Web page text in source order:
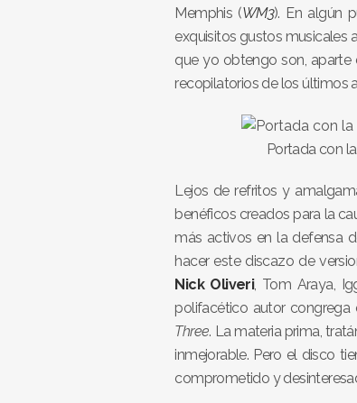
Memphis (WM3). En algún
exquisitos gustos musicales
que yo obtengo son,
recopilatorios de los últimos
Portada con
Lejos de refritos y
benéficos creados para la
más activos en la defensa
hacer este discazo de
Nick Oliveri, Tom Araya,
polifacético autor congrega
Three. La materia prima,
inmejorable. Pero el disco
comprometido y